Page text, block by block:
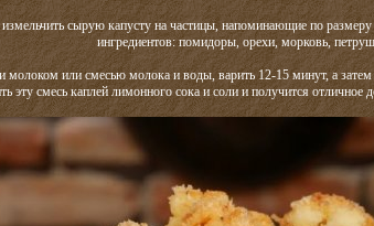
сырую капусту на частицы, напоминающие по
ингредиентов: помидоры, орехи, морковь,
молоком или смесью молока и воды, варить 12-15 минут, а
эту смесь каплей лимонного сока и соли и получится